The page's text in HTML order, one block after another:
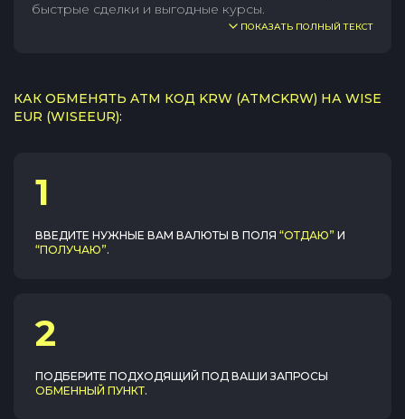
быстрые сделки и выгодные курсы.
ПОКАЗАТЬ ПОЛНЫЙ ТЕКСТ
КАК ОБМЕНЯТЬ ATM КОД KRW (ATMCKRW) НА WISE
EUR (WISEEUR):
1
ВВЕДИТЕ НУЖНЫЕ ВАМ ВАЛЮТЫ В ПОЛЯ “ОТДАЮ” И
“ПОЛУЧАЮ”.
2
ПОДБЕРИТЕ ПОДХОДЯЩИЙ ПОД ВАШИ ЗАПРОСЫ
ОБМЕННЫЙ ПУНКТ.